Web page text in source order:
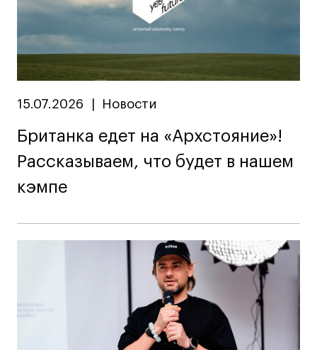
15.07.2026 Новости
Британка едет на «Архстояние»!
Рассказываем, что будет в нашем
кэмпе